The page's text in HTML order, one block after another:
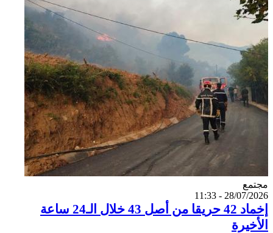
Catégorie
مجتمع
28/07/2026 - 11:33
إخماد 42 حريقا من أصل 43 خلال الـ24 ساعة
الأخيرة